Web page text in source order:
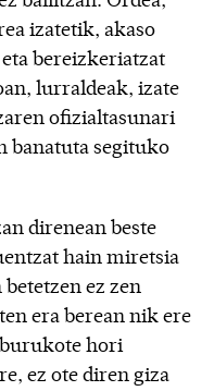
izatetik, akaso
bereizkeriatzat
lurraldeak, izate
ofizialtasunari
banatuta segituko
direnean beste
hain miretsia
ez zen
era berean nik ere
hori
ez ote diren giza